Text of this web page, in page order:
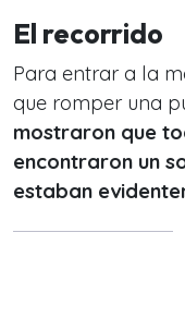
El recorrido
Para entrar a la
que romper una
mostraron que
encontraron un
estaban